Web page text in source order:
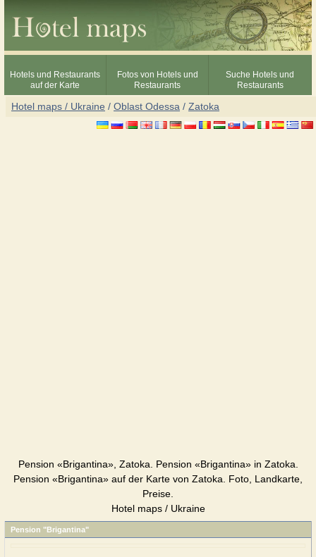
Hotels und Restaurants
auf der Karte
Fotos von Hotels und
Restaurants
Suche Hotels und
Restaurants
Hotel maps / Ukraine / Oblast Odessa / Zatoka
Pension «Brigantina», Zatoka. Pension «Brigantina» in Zatoka.
Pension «Brigantina» auf der Karte von Zatoka. Foto, Landkarte,
Preise.
Hotel maps / Ukraine
Pension "Brigantina"